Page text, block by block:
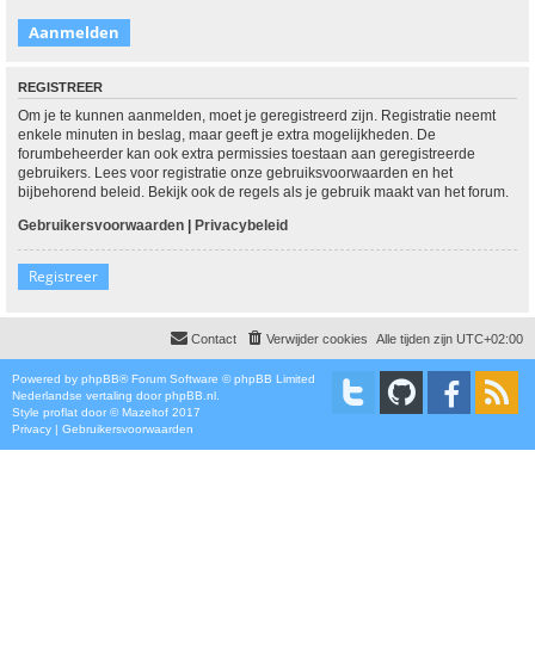
REGISTREER
Om je te kunnen aanmelden, moet je geregistreerd zijn. Registratie neemt
enkele minuten in beslag, maar geeft je extra mogelijkheden. De
forumbeheerder kan ook extra permissies toestaan aan geregistreerde
gebruikers. Lees voor registratie onze gebruiksvoorwaarden en het
bijbehorend beleid. Bekijk ook de regels als je gebruik maakt van het forum.
Gebruikersvoorwaarden | Privacybeleid
Registreer
Alle tijden zijn UTC+02:00
Verwijder cookies
Contact
Powered by phpBB® Forum Software © phpBB Limited
Nederlandse vertaling door phpBB.nl
Style proflat door ©Mazeltof 2017
Privacy | Gebruikersvoorwaarden